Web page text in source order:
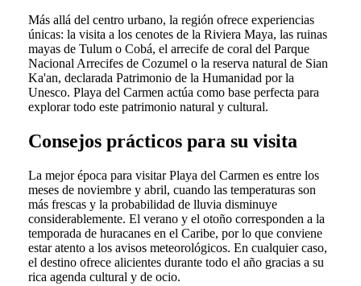
Más allá del centro urbano, la región ofrece experiencias
únicas: la visita a los cenotes de la Riviera Maya, las ruinas
mayas de Tulum o Cobá, el arrecife de coral del Parque
Nacional Arrecifes de Cozumel o la reserva natural de Sian
Ka'an, declarada Patrimonio de la Humanidad por la
Unesco. Playa del Carmen actúa como base perfecta para
explorar todo este patrimonio natural y cultural.
Consejos prácticos para su visita
La mejor época para visitar Playa del Carmen es entre los
meses de noviembre y abril, cuando las temperaturas son
más frescas y la probabilidad de lluvia disminuye
considerablemente. El verano y el otoño corresponden a la
temporada de huracanes en el Caribe, por lo que conviene
estar atento a los avisos meteorológicos. En cualquier caso,
el destino ofrece alicientes durante todo el año gracias a su
rica agenda cultural y de ocio.